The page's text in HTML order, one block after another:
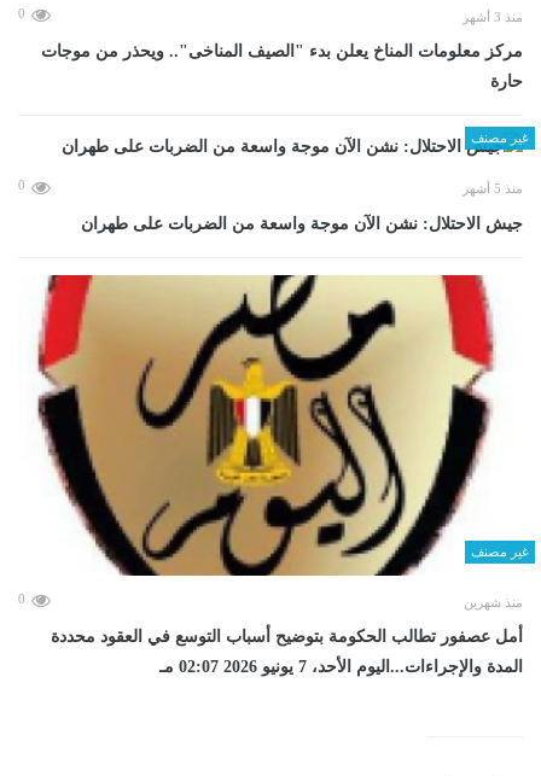
منذ 3 أشهر 0
مركز معلومات المناخ يعلن بدء "الصيف المناخى".. ويحذر من موجات
حارة
غير مصنف
منذ 5 أشهر 0
جيش الاحتلال: نشن الآن موجة واسعة من الضربات على طهران
غير مصنف
منذ شهرين 0
أمل عصفور تطالب الحكومة بتوضيح أسباب التوسع في العقود محددة
المدة والإجراءات...اليوم الأحد، 7 يونيو 2026 02:07 مـ